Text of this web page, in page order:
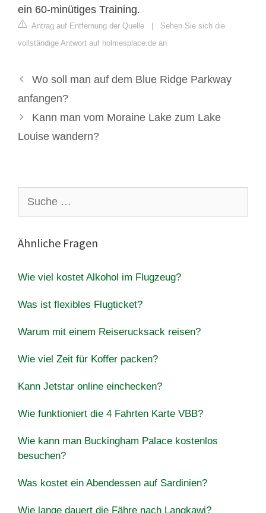
ein 60-minütiges Training.
Antrag auf Entfernung der Quelle | Sehen Sie sich die
vollständige Antwort auf holmesplace.de an
Wo soll man auf dem Blue Ridge Parkway
anfangen?
Kann man vom Moraine Lake zum Lake
Louise wandern?
nach:
Ähnliche Fragen
Wie viel kostet Alkohol im Flugzeug?
Was ist flexibles Flugticket?
Warum mit einem Reiserucksack reisen?
Wie viel Zeit für Koffer packen?
Kann Jetstar online einchecken?
Wie funktioniert die 4 Fahrten Karte VBB?
Wie kann man Buckingham Palace kostenlos
besuchen?
Was kostet ein Abendessen auf Sardinien?
Wie lange dauert die Fähre nach Langkawi?